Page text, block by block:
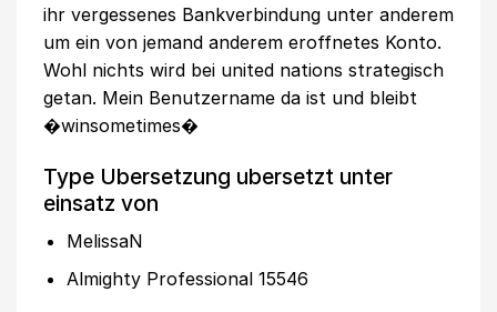
ihr vergessenes Bankverbindung unter anderem
um ein von jemand anderem eroffnetes Konto.
Wohl nichts wird bei united nations strategisch
getan. Mein Benutzername da ist und bleibt
�winsometimes�
Type Ubersetzung ubersetzt unter
einsatz von
MelissaN
Almighty Professional 15546